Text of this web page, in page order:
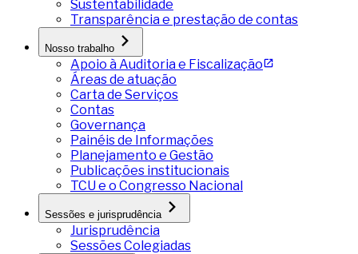
Sustentabilidade
Transparência e prestação de contas
Nosso trabalho
Apoio à Auditoria e Fiscalização
Áreas de atuação
Carta de Serviços
Contas
Governança
Painéis de Informações
Planejamento e Gestão
Publicações institucionais
TCU e o Congresso Nacional
Sessões e jurisprudência
Jurisprudência
Sessões Colegiadas